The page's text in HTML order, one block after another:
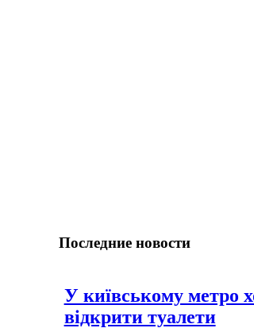
Последние новости
У київському метро
відкрити туалети